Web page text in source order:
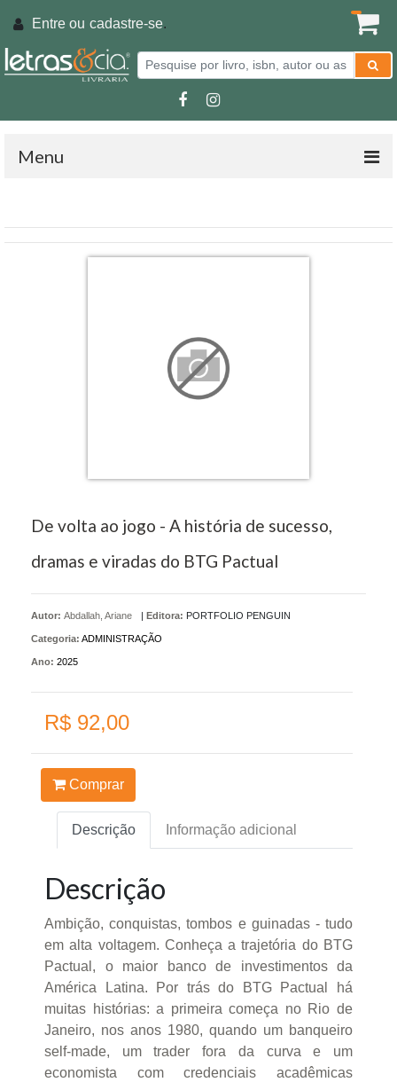
Entre ou cadastre-se.
Menu
De volta ao jogo - A história de sucesso,
dramas e viradas do BTG Pactual
Autor: Abdallah, Ariane | Editora: PORTFOLIO PENGUIN
Categoria: ADMINISTRAÇÃO
Ano: 2025
R$ 92,00
Comprar
Descrição Informação adicional
Descrição
Ambição, conquistas, tombos e guinadas - tudo
em alta voltagem. Conheça a trajetória do BTG
Pactual, o maior banco de investimentos da
América Latina. Por trás do BTG Pactual há
muitas histórias: a primeira começa no Rio de
Janeiro, nos anos 1980, quando um banqueiro
self-made, um trader fora da curva e um
economista com credenciais acadêmicas